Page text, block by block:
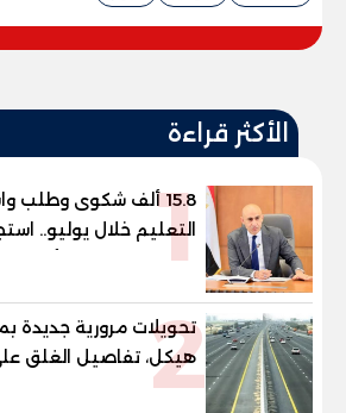
الأكثر قراءة
115.8 ألف شكوى وطلب
التعليم خلال يوليو..
لشكاوى الطلاب وأولياء
2
تحويلات مرورية
هيكل، تفاصيل الغلق